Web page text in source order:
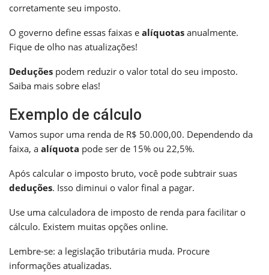
corretamente seu imposto.
O governo define essas faixas e alíquotas anualmente.
Fique de olho nas atualizações!
Deduções podem reduzir o valor total do seu imposto.
Saiba mais sobre elas!
Exemplo de cálculo
Vamos supor uma renda de R$ 50.000,00. Dependendo da
faixa, a alíquota pode ser de 15% ou 22,5%.
Após calcular o imposto bruto, você pode subtrair suas
deduções. Isso diminui o valor final a pagar.
Use uma calculadora de imposto de renda para facilitar o
cálculo. Existem muitas opções online.
Lembre-se: a legislação tributária muda. Procure
informações atualizadas.